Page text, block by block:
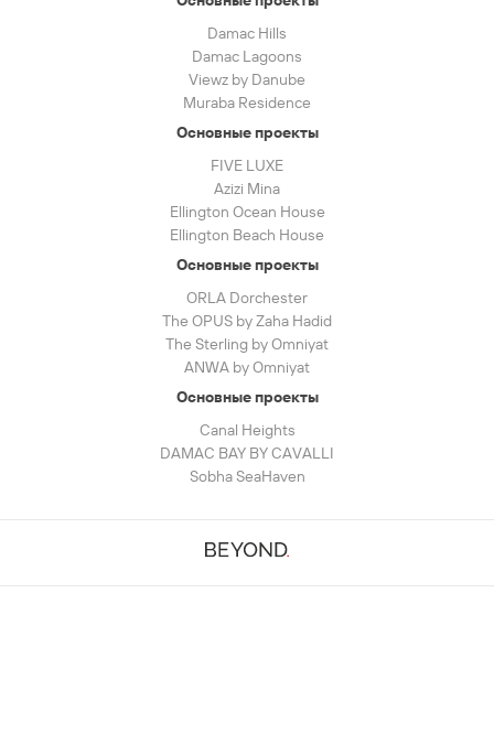
Damac Hills
Damac Lagoons
Viewz by Danube
Muraba Residence
Основные проекты
FIVE LUXE
Azizi Mina
Ellington Ocean House
Ellington Beach House
Основные проекты
ORLA Dorchester
The OPUS by Zaha Hadid
The Sterling by Omniyat
ANWA by Omniyat
Основные проекты
Canal Heights
DAMAC BAY BY CAVALLI
Sobha SeaHaven